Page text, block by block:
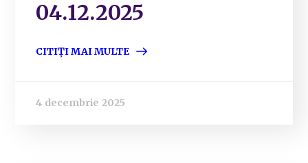
04.12.2025
CITIȚI MAI MULTE
4 decembrie 2025